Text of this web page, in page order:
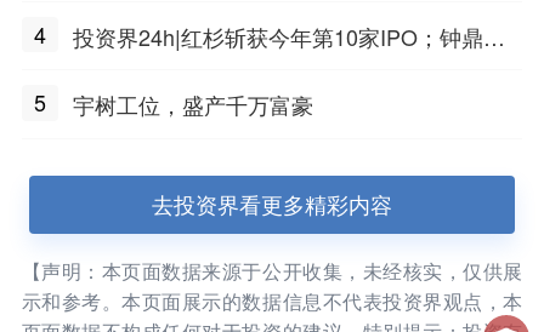
4
投资界24h|红杉斩获今年第10家IPO；钟鼎投
水
5 宇树工位，盛产千万富豪
去投资界看更多精彩内容
【声明：本页面数据来源于公开收集，未经核实，仅供展
示和参考。本页面展示的数据信息不代表投资界观点，本